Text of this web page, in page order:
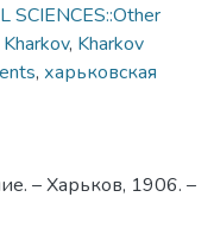
SCIENCES::Other
Kharkov, Kharkov
, харьковская
– Харьков, 1906. –